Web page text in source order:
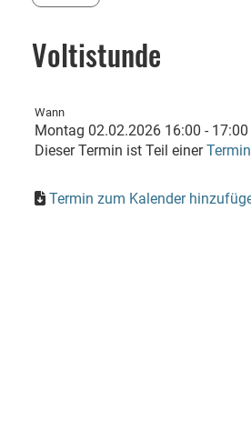
Voltistunde
Wann
Montag 02.02.2026 16:00 - 17:00
Dieser Termin ist Teil einer
Termin zum Kalender